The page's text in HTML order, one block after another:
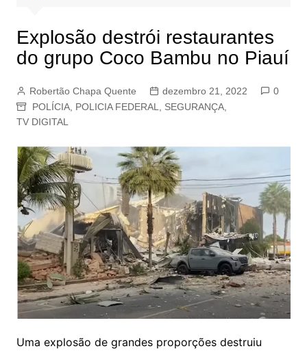
Explosão destrói restaurantes
do grupo Coco Bambu no Piauí
Robertão Chapa Quente dezembro 21, 2022
0
POLÍCIA, POLICIA FEDERAL SEGURANÇA,
TV DIGITAL
Uma explosão de grandes proporções destruiu